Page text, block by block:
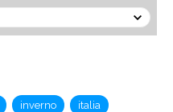
inverno
italia